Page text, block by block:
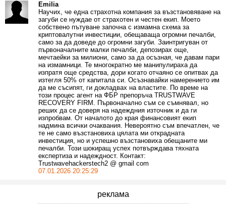
Emilia
Научих, че една страхотна компания за възстановяване на
загуби се нуждае от страхотен и честен екип. Моето
собствено пътуване започна с измамна схема за
криптовалутни инвестиции, обещаваща огромни печалби,
само за да доведе до огромни загуби. Заинтригуван от
първоначалните малки печалби, депозирах още,
мечтаейки за милиони, само за да осъзная, че давам пари
на измамници. Те многократно ме манипулираха да
изпратя още средства, дори когато отчаяно се опитвах да
изтегля 50% от капитала си. Осъзнавайки намерението им
да ме съсипят, ги докладвах на властите. По време на
този процес агент на ФБР препоръча TRUSTWAVE
RECOVERY FIRM. Първоначално съм се съмнявал, но
реших да се доверя на надеждния източник и да ги
изпробвам. От началото до края финансовият екип
надмина всички очаквания. Невероятно съм впечатлен, че
те не само възстановиха цялата ми открадната
инвестиция, но и успешно възстановиха обещаните ми
печалби. Този шокиращ успех потвърждава тяхната
експертиза и надеждност. Контакт:
Trustwavehackerstech2 @ gmail com
07.01.2026 20:25:29
реклама